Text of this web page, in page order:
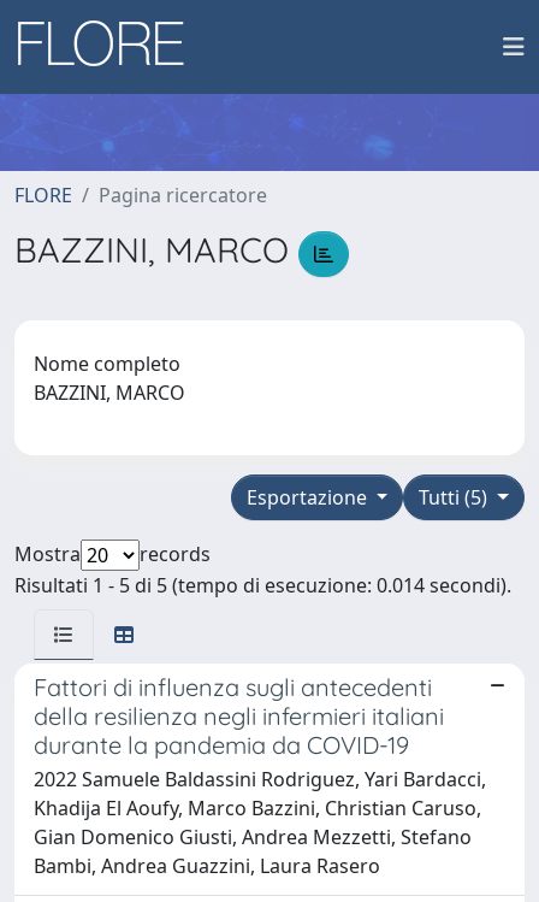
FLORE Pagina ricercatore
BAZZINI, MARCO
Nome completo
BAZZINI, MARCO
Tutti (5)
Esportazione
Mostra
records
Risultati 1 - 5 di 5 (tempo di esecuzione: 0.014 secondi).
Fattori di influenza sugli antecedenti
della resilienza negli infermieri italiani
durante la pandemia da COVID-19
2022 Samuele Baldassini Rodriguez, Yari Bardacci,
Khadija El Aoufy, Marco Bazzini, Christian Caruso,
Gian Domenico Giusti, Andrea Mezzetti, Stefano
Bambi, Andrea Guazzini, Laura Rasero